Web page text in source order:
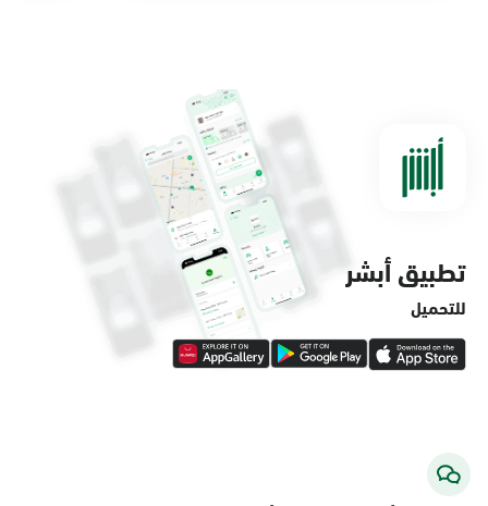
الدمام, الدمام - مستشفى الملك فهد
الدمام, الدمام - لولو ماركت حي الفاخرية
الأحد - الخميس (08:00-14:30)
تطبيق أبشر
للتحميل